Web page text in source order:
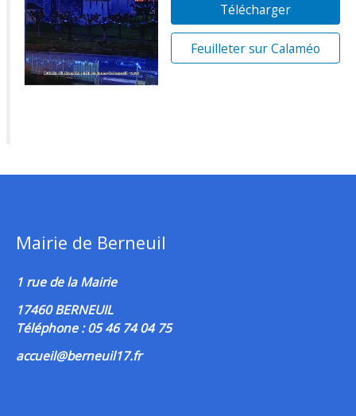
Télécharger
Feuilleter sur Calaméo
Mairie de Berneuil
1 rue de la Mairie
17460 BERNEUIL
Téléphone : 05 46 74 04 75
accueil@berneuil17.fr